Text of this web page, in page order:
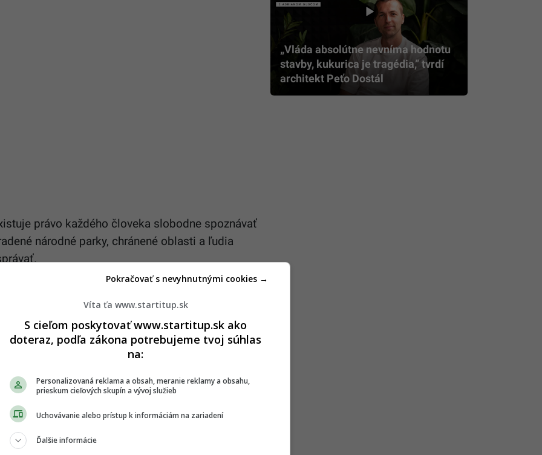
právo každého človeka slobodne spoznávať
národné parky, chránené oblasti a ľudia
patria každoročne k najšťastnejším ľuďom sveta,
čo vidieť.
svete a áno, človek často obchádza fjordy, lebo
veľa. Sú tu neskutočné mosty, Slovensku
môže byť obrovský vzor, čo sa týka ciest,“
„Vláda absolútne nevníma hodnotu
stavby, kukurica je tragédia,” tvrdí
architekt Peťo Dostál
Víta ťa www.startitup.sk
S cieľom poskytovať www.startitup.sk ako
doteraz, podľa zákona potrebujeme tvoj súhlas
na:
Personalizovaná reklama a obsah, meranie reklamy a obsahu,
prieskum cieľových skupín a vývoj služieb
Uchovávanie alebo prístup k informáciám na zariadení
Ďalšie informácie
Pokračovať s nevyhnutnými cookies →